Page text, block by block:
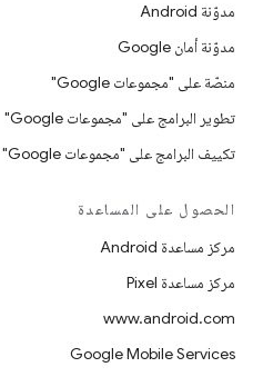
مدوّنة Android
مدوّنة أمان Google
منصّة على "مجموعات Google"
تطوير البرامج على "مجموعات Google"
تكييف البرامج على "مجموعات Google"
الحصول على المساعدة
مركز مساعدة Android
مركز مساعدة Pixel
www.android.com
Google Mobile Services